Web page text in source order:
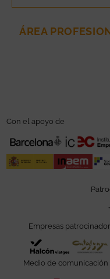
ÁREA
Con el apoyo de
Empresas
Abre en
Medio de comunicación